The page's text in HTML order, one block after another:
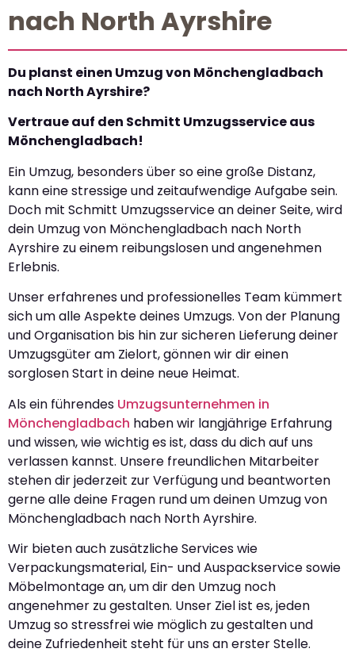
nach North Ayrshire
Du planst einen Umzug von Mönchengladbach
nach North Ayrshire?
Vertraue auf den Schmitt Umzugsservice aus
Mönchengladbach!
Ein Umzug, besonders über so eine große Distanz,
kann eine stressige und zeitaufwendige Aufgabe sein.
Doch mit Schmitt Umzugsservice an deiner Seite, wird
dein Umzug von Mönchengladbach nach North
Ayrshire zu einem reibungslosen und angenehmen
Erlebnis.
Unser erfahrenes und professionelles Team kümmert
sich um alle Aspekte deines Umzugs. Von der Planung
und Organisation bis hin zur sicheren Lieferung deiner
Umzugsgüter am Zielort, gönnen wir dir einen
sorglosen Start in deine neue Heimat.
Als ein führendes Umzugsunternehmen in
Mönchengladbach haben wir langjährige Erfahrung
und wissen, wie wichtig es ist, dass du dich auf uns
verlassen kannst. Unsere freundlichen Mitarbeiter
stehen dir jederzeit zur Verfügung und beantworten
gerne alle deine Fragen rund um deinen Umzug von
Mönchengladbach nach North Ayrshire.
Wir bieten auch zusätzliche Services wie
Verpackungsmaterial, Ein- und Auspackservice sowie
Möbelmontage an, um dir den Umzug noch
angenehmer zu gestalten. Unser Ziel ist es, jeden
Umzug so stressfrei wie möglich zu gestalten und
deine Zufriedenheit steht für uns an erster Stelle.